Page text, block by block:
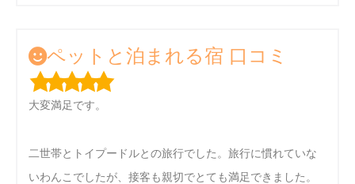
ペットと泊まれる宿 口コミ
大変満足です。
二世帯とトイプードルとの旅行でした。旅行に慣れていな
いわんこでしたが、接客も親切でとても満足できました。